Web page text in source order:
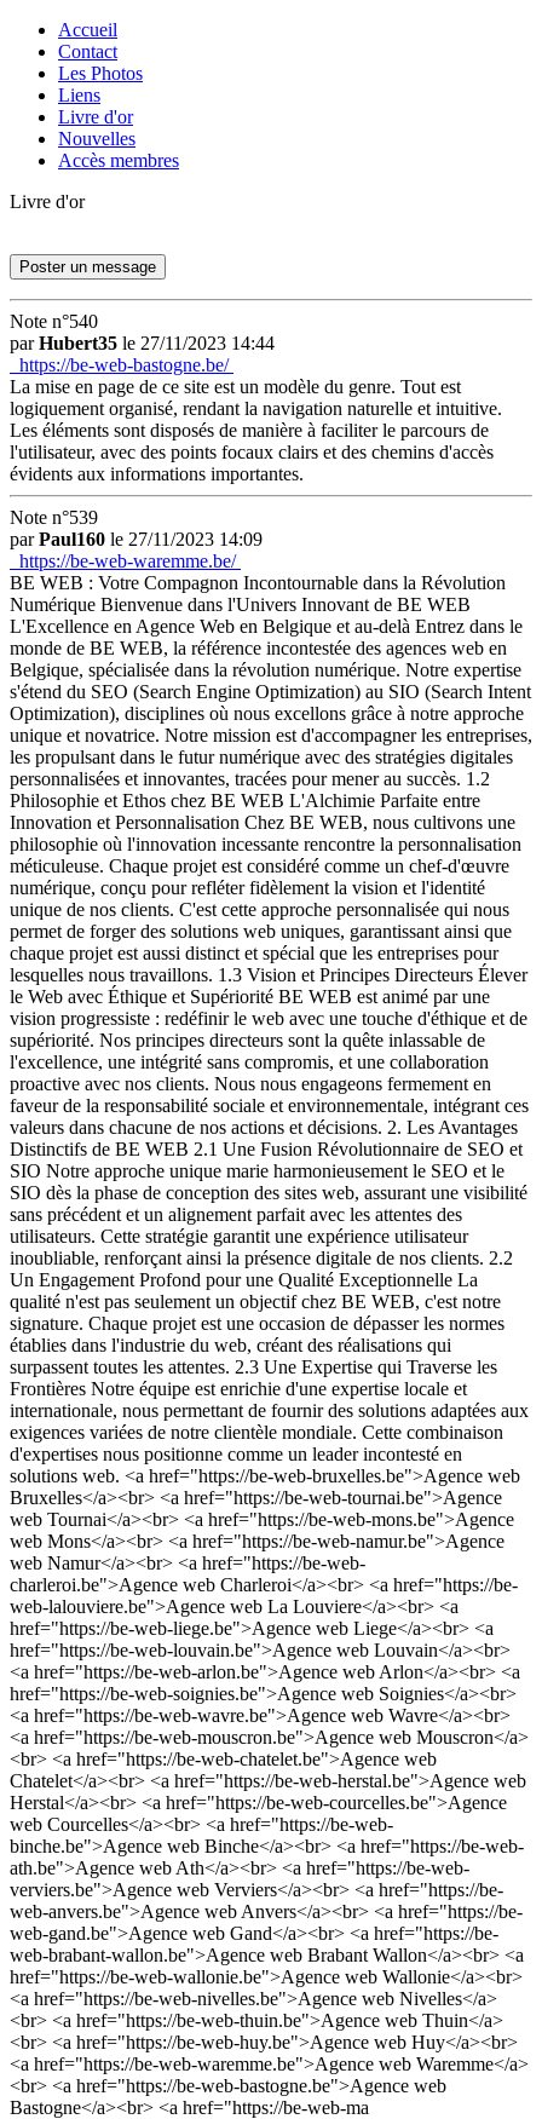
Accueil
Contact
Les Photos
Liens
Livre d'or
Nouvelles
Accès membres
Livre d'or
Poster un message
Note n°540
parHubert35 le 27/11/2023 14:44
https://be-web-bastogne.be/
La mise en page de ce site est un modèle du genre. Tout est
logiquement organisé, rendant la navigation naturelle et intuitive.
Les éléments sont disposés de manière à faciliter le parcours de
l'utilisateur, avec des points focaux clairs et des chemins d'accès
évidents aux informations importantes.
Note n°539
parPaul160 le 27/11/2023 14:09
https://be-web-waremme.be/
BE WEB : Votre Compagnon Incontournable dans la Révolution
Numérique Bienvenue dans l'Univers Innovant de BE WEB
L'Excellence en Agence Web en Belgique et au-delà Entrez dans le
monde de BE WEB, la référence incontestée des agences web en
Belgique, spécialisée dans la révolution numérique. Notre expertise
s'étend du SEO (Search Engine Optimization) au SIO (Search Intent
Optimization), disciplines où nous excellons grâce à notre approche
unique et novatrice. Notre mission est d'accompagner les entreprises,
les propulsant dans le futur numérique avec des stratégies digitales
personnalisées et innovantes, tracées pour mener au succès. 1.2
Philosophie et Ethos chez BE WEB L'Alchimie Parfaite entre
Innovation et Personnalisation Chez BE WEB, nous cultivons une
philosophie où l'innovation incessante rencontre la personnalisation
méticuleuse. Chaque projet est considéré comme un chef-d'œuvre
numérique, conçu pour refléter fidèlement la vision et l'identité
unique de nos clients. C'est cette approche personnalisée qui nous
permet de forger des solutions web uniques, garantissant ainsi que
chaque projet est aussi distinct et spécial que les entreprises pour
lesquelles nous travaillons. 1.3 Vision et Principes Directeurs Élever
le Web avec Éthique et Supériorité BE WEB est animé par une
vision progressiste : redéfinir le web avec une touche d'éthique et de
supériorité. Nos principes directeurs sont la quête inlassable de
l'excellence, une intégrité sans compromis, et une collaboration
proactive avec nos clients. Nous nous engageons fermement en
faveur de la responsabilité sociale et environnementale, intégrant ces
valeurs dans chacune de nos actions et décisions. 2. Les Avantages
Distinctifs de BE WEB 2.1 Une Fusion Révolutionnaire de SEO et
SIO Notre approche unique marie harmonieusement le SEO et le
SIO dès la phase de conception des sites web, assurant une visibilité
sans précédent et un alignement parfait avec les attentes des
utilisateurs. Cette stratégie garantit une expérience utilisateur
inoubliable, renforçant ainsi la présence digitale de nos clients. 2.2
Un Engagement Profond pour une Qualité Exceptionnelle La
qualité n'est pas seulement un objectif chez BE WEB, c'est notre
signature. Chaque projet est une occasion de dépasser les normes
établies dans l'industrie du web, créant des réalisations qui
surpassent toutes les attentes. 2.3 Une Expertise qui Traverse les
Frontières Notre équipe est enrichie d'une expertise locale et
internationale, nous permettant de fournir des solutions adaptées aux
exigences variées de notre clientèle mondiale. Cette combinaison
d'expertises nous positionne comme un leader incontesté en
solutions web. <a href="https://be-web-bruxelles.be">Agence web
Bruxelles</a><br> <a href="https://be-web-tournai.be">Agence
web Tournai</a><br> <a href="https://be-web-mons.be">Agence
web Mons</a><br> <a href="https://be-web-namur.be">Agence
web Namur</a><br> <a href="https://be-web-
charleroi.be">Agence web Charleroi</a><br> <a href="https://be-
web-lalouviere.be">Agence web La Louviere</a><br> <a
href="https://be-web-liege.be">Agence web Liege</a><br> <a
href="https://be-web-louvain.be">Agence web Louvain</a><br>
<a href="https://be-web-arlon.be">Agence web Arlon</a><br> <a
href="https://be-web-soignies.be">Agence web Soignies</a><br>
<a href="https://be-web-wavre.be">Agence web Wavre</a><br>
<a href="https://be-web-mouscron.be">Agence web Mouscron</a>
<br> <a href="https://be-web-chatelet.be">Agence web
Chatelet</a><br> <a href="https://be-web-herstal.be">Agence web
Herstal</a><br> <a href="https://be-web-courcelles.be">Agence
web Courcelles</a><br> <a href="https://be-web-
binche.be">Agence web Binche</a><br> <a href="https://be-web-
ath.be">Agence web Ath</a><br> <a href="https://be-web-
verviers.be">Agence web Verviers</a><br> <a href="https://be-
web-anvers.be">Agence web Anvers</a><br> <a href="https://be-
web-gand.be">Agence web Gand</a><br> <a href="https://be-
web-brabant-wallon.be">Agence web Brabant Wallon</a><br> <a
href="https://be-web-wallonie.be">Agence web Wallonie</a><br>
<a href="https://be-web-nivelles.be">Agence web Nivelles</a>
<br> <a href="https://be-web-thuin.be">Agence web Thuin</a>
<br> <a href="https://be-web-huy.be">Agence web Huy</a><br>
<a href="https://be-web-waremme.be">Agence web Waremme</a>
<br> <a href="https://be-web-bastogne.be">Agence web
Bastogne</a><br> <a href="https://be-web-ma